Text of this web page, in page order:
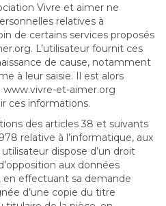
Vivre et aimer ne
relatives à
de certains services proposés
L’utilisateur fournit ces
de cause, notamment
à leur saisie. Il est alors
www.vivre-et-aimer.org
ces informations.
des articles 38 et suivants
relative à l’informatique, aux
dispose d’un droit
aux données
en effectuant sa demande
d’une copie du titre